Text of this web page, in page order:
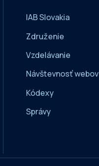
IAB Slovakia
Združenie
Vzdelávanie
Návštevnosť webov
Kódexy
Správy